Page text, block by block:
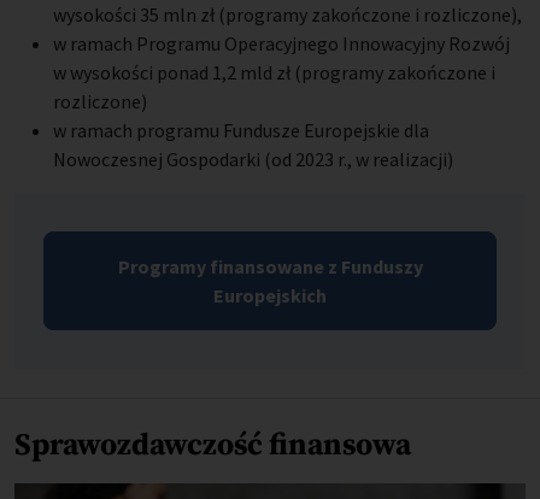
wysokości 35 mln zł (programy zakończone i rozliczone),
w ramach Programu Operacyjnego Innowacyjny Rozwój
w wysokości ponad 1,2 mld zł (programy zakończone i
rozliczone)
w ramach programu Fundusze Europejskie dla
Nowoczesnej Gospodarki (od 2023 r., w realizacji)
Programy finansowane z Funduszy
Europejskich
Sprawozdawczość finansowa